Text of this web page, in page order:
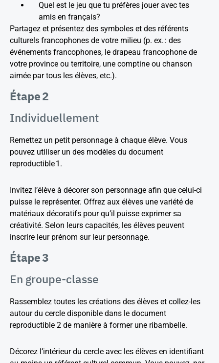
Quel est le jeu que tu préfères jouer avec tes
amis en français?
Partagez et présentez des symboles et des référents
culturels francophones de votre milieu (p. ex. : des
événements francophones, le drapeau francophone de
votre province ou territoire, une comptine ou chanson
aimée par tous les élèves, etc.).
Étape 2
Individuellement
Remettez un petit personnage à chaque élève. Vous
pouvez utiliser un des modèles du document
reproductible 1.
Invitez l’élève à décorer son personnage afin que celui-ci
puisse le représenter. Offrez aux élèves une variété de
matériaux décoratifs pour qu’il puisse exprimer sa
créativité. Selon leurs capacités, les élèves peuvent
inscrire leur prénom sur leur personnage.
Étape 3
En groupe-classe
Rassemblez toutes les créations des élèves et collez-les
autour du cercle disponible dans le document
reproductible 2 de manière à former une ribambelle.
Décorez l’intérieur du cercle avec les élèves en identifiant